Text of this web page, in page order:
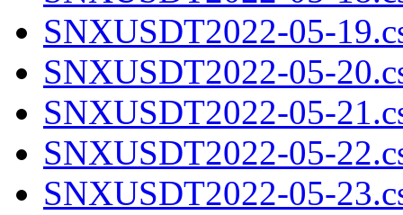
SNXUSDT2022-05-
SNXUSDT2022-05-
SNXUSDT2022-05-
SNXUSDT2022-05-
SNXUSDT2022-05-